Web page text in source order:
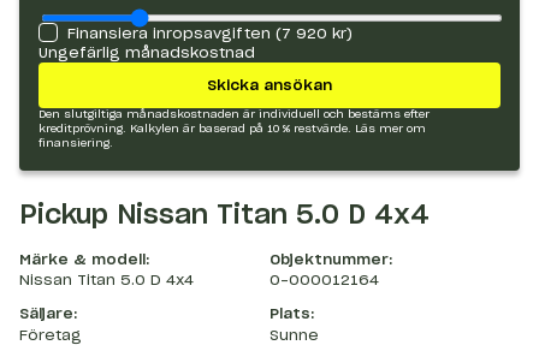
Finansiera inropsavgiften (7 920 kr)
Ungefärlig månadskostnad
Skicka ansökan
Den slutgiltiga månadskostnaden är individuell och bestäms efter
kreditprövning. Kalkylen är baserad på 10 % restvärde.
Läs mer om
finansiering.
Pickup Nissan Titan 5.0 D 4x4
Märke & modell:
Nissan Titan 5.0 D 4x4
Objektnummer:
O-000012164
Säljare:
Företag
Plats:
Sunne